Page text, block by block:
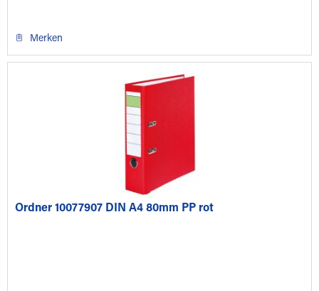
Merken
Ordner 10077907 DIN A4 80mm PP rot